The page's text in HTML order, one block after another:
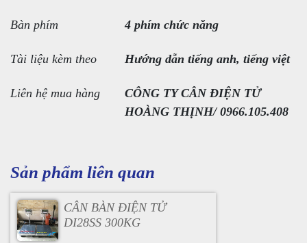
Bàn phím 4 phím chức năng
Tài liệu kèm theo Hướng dẫn tiếng anh, tiếng việt
Liên hệ mua hàng
CÔNG TY CÂN ĐIỆN TỬ
HOÀNG THỊNH/ 0966.105.408
Sản phẩm liên quan
CÂN BÀN ĐIỆN TỬ
DI28SS 300KG